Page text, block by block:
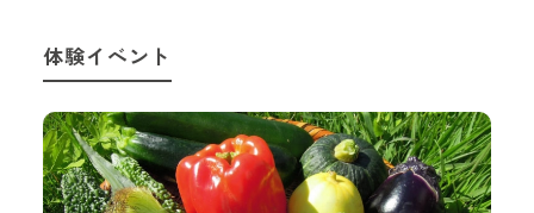
体験イベント